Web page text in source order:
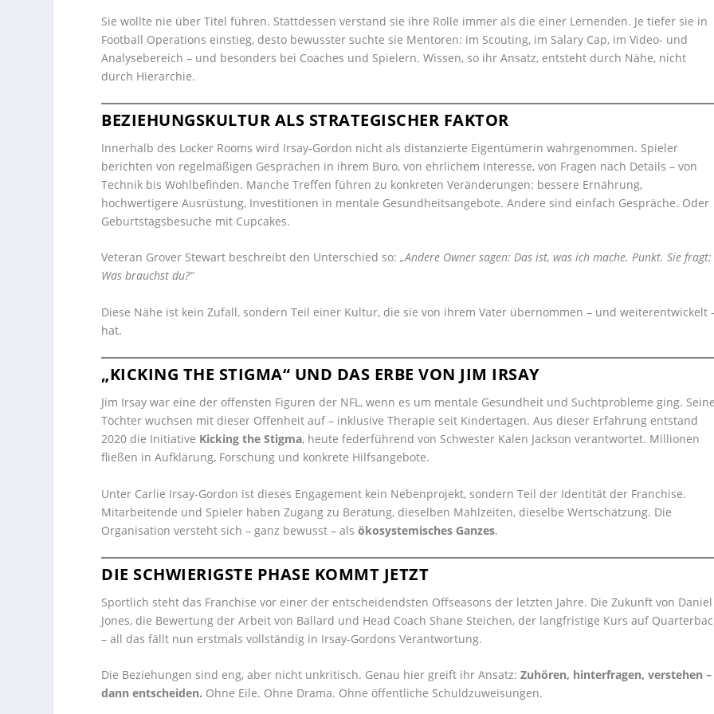
Sie wollte nie über Titel führen. Stattdessen verstand sie ihre Rolle immer als die einer Lernenden. Je tiefer sie in
Football Operations einstieg, desto bewusster suchte sie Mentoren: im Scouting, im Salary Cap, im Video- und
Analysebereich – und besonders bei Coaches und Spielern. Wissen, so ihr Ansatz, entsteht durch Nähe, nicht
durch Hierarchie.
BEZIEHUNGSKULTUR ALS STRATEGISCHER FAKTOR
Innerhalb des Locker Rooms wird Irsay-Gordon nicht als distanzierte Eigentümerin wahrgenommen. Spieler
berichten von regelmäßigen Gesprächen in ihrem Büro, von ehrlichem Interesse, von Fragen nach Details – von
Technik bis Wohlbefinden. Manche Treffen führen zu konkreten Veränderungen: bessere Ernährung,
hochwertigere Ausrüstung, Investitionen in mentale Gesundheitsangebote. Andere sind einfach Gespräche. Oder
Geburtstagsbesuche mit Cupcakes.
Veteran Grover Stewart beschreibt den Unterschied so:„Andere Owner sagen: Das ist, was ich mache. Punkt. Sie fragt:
Was brauchst du?“
Diese Nähe ist kein Zufall, sondern Teil einer Kultur, die sie von ihrem Vater übernommen – und weiterentwickelt
hat.
„KICKING THE STIGMA“ UND DAS ERBE VON JIM IRSAY
Jim Irsay war eine der offensten Figuren der NFL, wenn es um mentale Gesundheit und Suchtprobleme ging.
Töchter wuchsen mit dieser Offenheit auf – inklusive Therapie seit Kindertagen. Aus dieser Erfahrung entstand
2020 die Initiative Kicking the Stigma, heute federführend von Schwester Kalen Jackson verantwortet. Millionen
fließen in Aufklärung, Forschung und konkrete Hilfsangebote.
Unter Carlie Irsay-Gordon ist dieses Engagement kein Nebenprojekt, sondern Teil der Identität der Franchise.
Mitarbeitende und Spieler haben Zugang zu Beratung, dieselben Mahlzeiten, dieselbe Wertschätzung. Die
Organisation versteht sich – ganz bewusst – alsökosystemisches Ganzes.
DIE SCHWIERIGSTE PHASE KOMMT JETZT
Sportlich steht das Franchise vor einer der entscheidendsten Offseasons der letzten Jahre. Die Zukunft von Daniel
Jones, die Bewertung der Arbeit von Ballard und Head Coach Shane Steichen, der langfristige Kurs auf
– all das fällt nun erstmals vollständig in Irsay-Gordons Verantwortung.
Die Beziehungen sind eng, aber nicht unkritisch. Genau hier greift ihr Ansatz:Zuhören, hinterfragen, verstehen –
dann entscheiden. Ohne Eile. Ohne Drama. Ohne öffentliche Schuldzuweisungen.